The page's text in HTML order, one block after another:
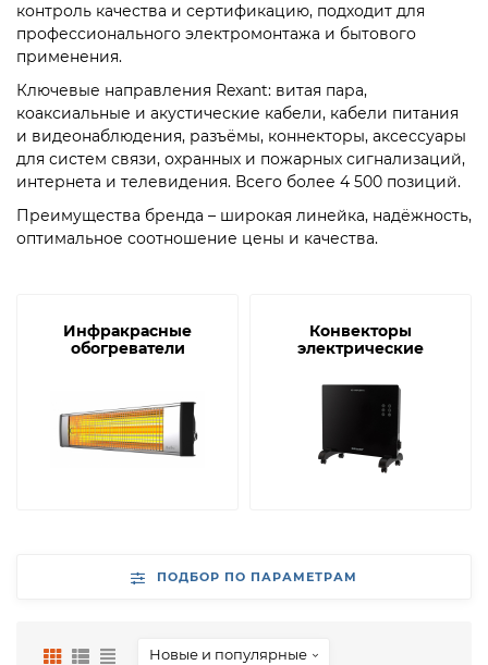
контроль качества и сертификацию, подходит для
профессионального электромонтажа и бытового
применения.
Ключевые направления Rexant: витая пара,
коаксиальные и акустические кабели, кабели питания
и видеонаблюдения, разъёмы, коннекторы, аксессуары
для систем связи, охранных и пожарных сигнализаций,
интернета и телевидения. Всего более 4 500 позиций.
Преимущества бренда – широкая линейка, надёжность,
оптимальное соотношение цены и качества.
Инфракрасные
обогреватели
Конвекторы
электрические
ПОДБОР ПО ПАРАМЕТРАМ
Новые и популярные